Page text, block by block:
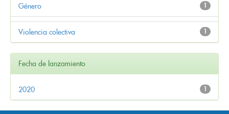
1
Género
1
Violencia colectiva
Fecha de lanzamiento
1
2020